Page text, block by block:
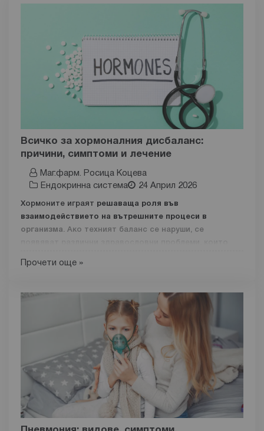
Всичко за хормоналния дисбаланс:
причини, симптоми и лечение
Маг.фарм. Росица Коцева
Ендокринна система
24 Април 2026
Хормоните играят решаваща роля във
взаимодействието на вътрешните процеси в
организма . Ако техният баланс се наруши, се
функции в тялото. Причините за него включват
вредни навици, хроничен стрес, заболявания на
ендокринната система и естествени възрастови
Състоянието засяга кактожените , така и мъжете
често води до промени в теглото, умора, нарушения в
цикъла, либидото и психоемоционалното състояние.
Поддържането на хормонален баланс изисква
воденето на здравословен начин на живот,
Прочети още »